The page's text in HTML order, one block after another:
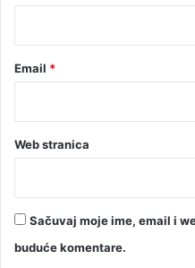
Email *
Web stranica
Sačuvaj moje ime, email i
buduće komentare.